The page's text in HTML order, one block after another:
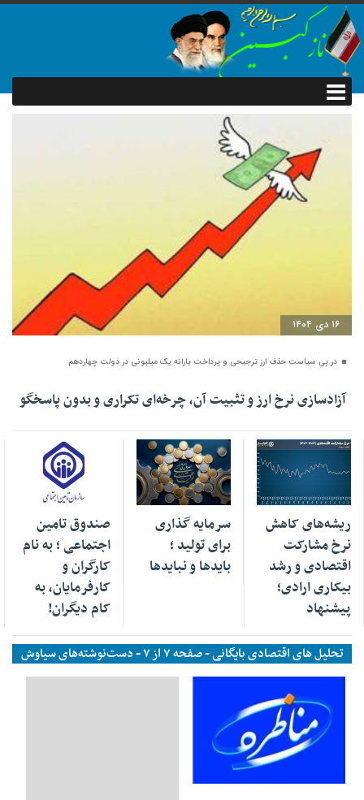
۱۶ دی ۱۴۰۴
در پی سیاست حذف ارز ترجیحی و پرداخت یارانه یک میلیونی در دولت چهاردهم
آزادسازی نرخ ارز و تثبیت آن، چرخه‌ای تکراری و بدون پاسخگو
۰۴ آذر ۱۴۰۴
ریشه‌های کاهش
نرخ مشارکت
اقتصادی و رشد
بیکاری ارادی؛
پیشنهاد
۰۳ فروردین ۱۴۰۴
سرمایه گذاری
برای تولید ؛
بایدها و نبایدها
صندوق تامین
اجتماعی ؛ به نام
کارگران و
کارفرمایان، به
کام دیگران!
تحلیل های اقتصادی بایگانی - صفحه ۷ از ۷ - دست‌نوشته‌های سیاوش
آقاجانی | نازکبین